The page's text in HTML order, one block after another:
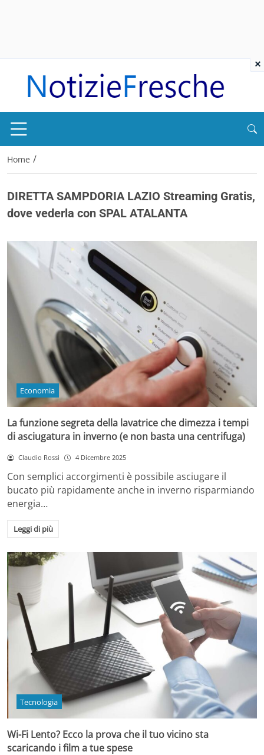
Home /
DIRETTA SAMPDORIA LAZIO Streaming Gratis,
dove vederla con SPAL ATALANTA
Economia
La funzione segreta della lavatrice che dimezza i tempi
di asciugatura in inverno (e non basta una centrifuga)
Claudio Rossi 4 Dicembre 2025
Con semplici accorgimenti è possibile asciugare il
bucato più rapidamente anche in inverno risparmiando
energia…
Leggi di più
Tecnologia
Wi-Fi Lento? Ecco la prova che il tuo vicino sta
scaricando i film a tue spese
×